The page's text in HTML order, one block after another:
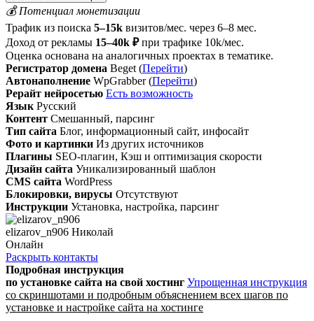
💰 Потенциал монетизации
Трафик из поиска 5–15k визитов/мес. через 6–8 мес.
Доход от рекламы 15–40k ₽ при трафике 10k/мес.
Оценка основана на аналогичных проектах в тематике.
Регистратор домена Beget (Перейти)
Автонаполнение WpGrabber (Перейти)
Рерайт нейросетью Есть возможность
Язык Русский
Контент Смешанный, парсинг
Тип сайта Блог, информационный сайт, инфосайт
Фото и картинки Из других источников
Плагины SEO-плагин, Кэш и оптимизация скорости
Дизайн сайта Уникализированный шаблон
CMS сайта WordPress
Блокировки, вирусы Отсутствуют
Инструкции Установка, настройка, парсинг
elizarov_n906 Николай
Онлайн
Раскрыть контакты
Подробная инструкция
по установке сайта на свой хостинг Упрощенная инструкция
со скриншотами и подробным объяснением всех шагов по
установке и настройке сайта на хостинге